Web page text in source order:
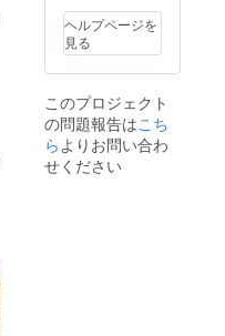
accompany you
on a tour of the
area and
provide support
within my
capabilities.
(limited to one
visit : up to 4
people) I do not
on a board.
Display size:
Up to A4 size
[Display Period]
One year from
the start of
display I will
send you
heartfelt
messages of
ヘルプページを
見る
このプロジェクト
の問題報告はこち
らよりお問い合わ
せください